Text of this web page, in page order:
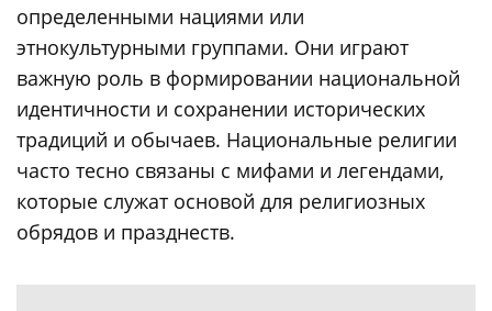
определенными нациями или
этнокультурными группами. Они играют
важную роль в формировании национальной
идентичности и сохранении исторических
традиций и обычаев. Национальные религии
часто тесно связаны с мифами и легендами,
которые служат основой для религиозных
обрядов и празднеств.